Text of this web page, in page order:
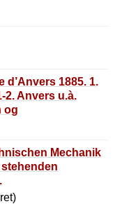
1885. 1.
2. Anvers u.à.
og
Mechanik